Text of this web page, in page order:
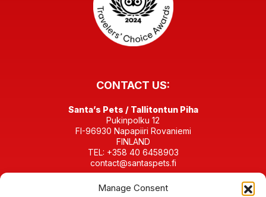
Manage Consent
CONTACT US:
Santa’s Pets / Tallitontun Piha
Pukinpolku 12
FI-96930 Napapiiri Rovaniemi
FINLAND
TEL: +358 40 6458903
contact@santaspets.fi
Business ID 2280198-4